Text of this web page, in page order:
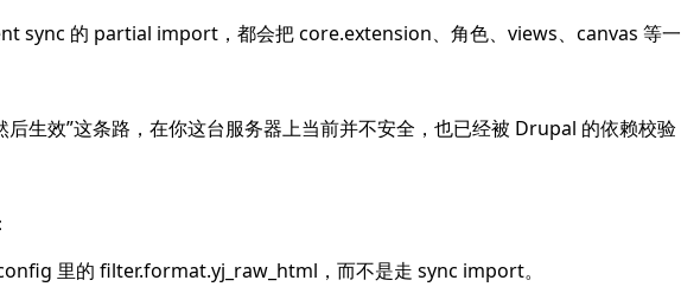
sync 的 partial import，都会把 core.extension、角色、views、canvas 等一
后生效”这条路，在你这台服务器上当前并不安全，也已经被 Drupal 的依赖校验
里的 filter.format.yj_raw_html，而不是走 sync import。